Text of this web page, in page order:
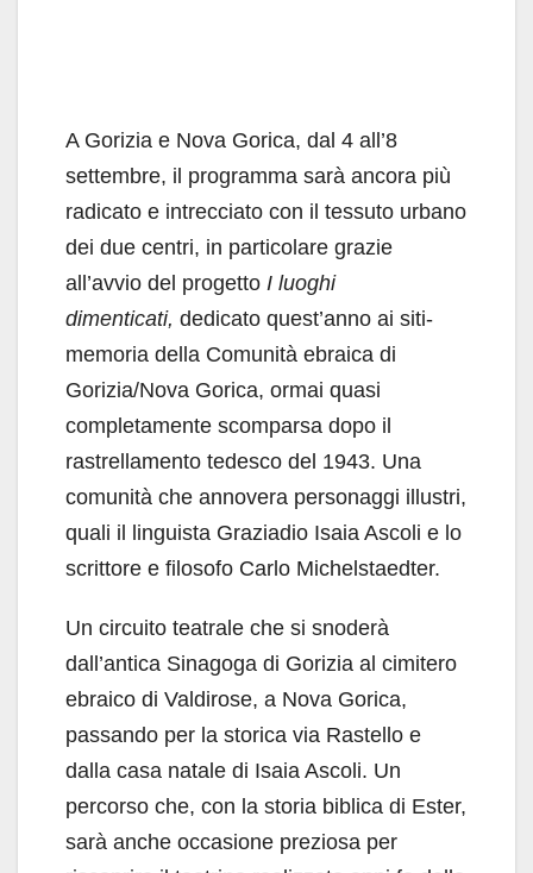
A Gorizia e Nova Gorica, dal 4 all’8
settembre, il programma sarà ancora più
radicato e intrecciato con il tessuto urbano
dei due centri, in particolare grazie
all’avvio del progetto I luoghi
dimenticati, dedicato quest’anno ai siti-
memoria della Comunità ebraica di
Gorizia/Nova Gorica, ormai quasi
completamente scomparsa dopo il
rastrellamento tedesco del 1943. Una
comunità che annovera personaggi illustri,
quali il linguista Graziadio Isaia Ascoli e lo
scrittore e filosofo Carlo Michelstaedter.
Un circuito teatrale che si snoderà
dall’antica Sinagoga di Gorizia al cimitero
ebraico di Valdirose, a Nova Gorica,
passando per la storica via Rastello e
dalla casa natale di Isaia Ascoli. Un
percorso che, con la storia biblica di Ester,
sarà anche occasione preziosa per